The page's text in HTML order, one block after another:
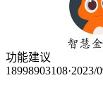
功能建议
18998903108·2023/